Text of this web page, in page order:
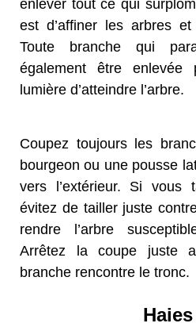
enlever tout ce qui
est d’affiner les arbres
Toute branche qui
également être
lumière d’atteindre l’arbre.
Coupez toujours les
bourgeon ou une pousse
vers l’extérieur. Si vous
évitez de tailler juste
rendre l’arbre
Arrêtez la coupe juste
branche rencontre le tronc.